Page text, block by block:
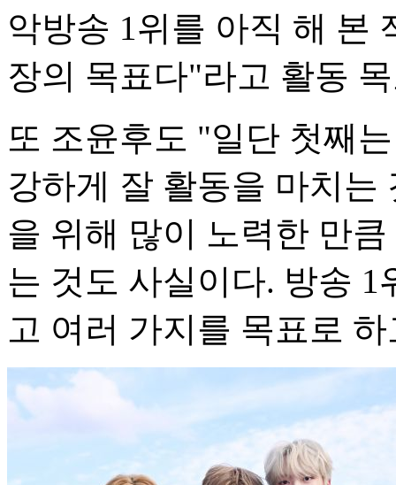
악방송 1위를 아직 해 본
장의 목표다"라고 활동
또 조윤후도 "일단 첫째
강하게 잘 활동을 마치
을 위해 많이 노력한 만
는 것도 사실이다. 방송
고 여러 가지를 목표로